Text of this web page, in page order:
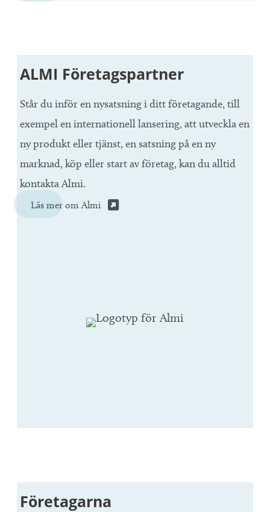
ALMI Företagspartner
Står du inför en nysatsning i ditt företagande, till
exempel en internationell lansering, att utveckla en
ny produkt eller tjänst, en satsning på en ny
marknad, köp eller start av företag, kan du alltid
kontakta Almi.
Läs mer om Almi
Företagarna